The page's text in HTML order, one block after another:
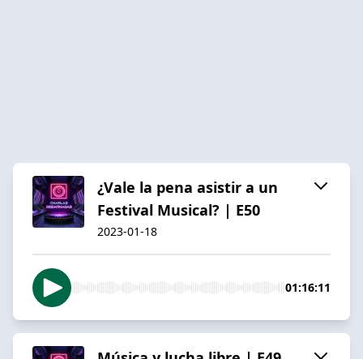
¿Vale la pena asistir a un
Festival Musical? | E50
2023-01-18
01:16:11